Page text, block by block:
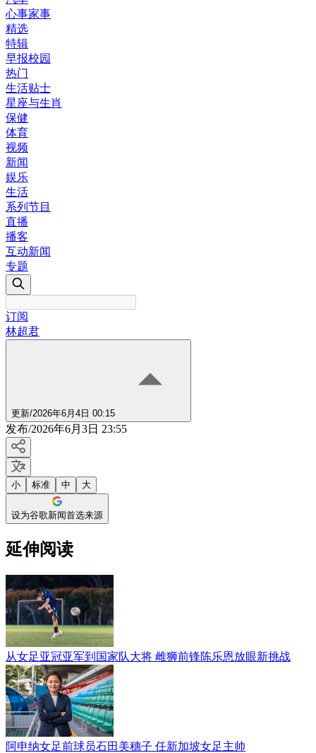
心事家事
精选
特辑
早报校园
热门
生活贴士
星座与生肖
保健
体育
视频
新闻
娱乐
生活
系列节目
直播
播客
互动新闻
专题
订阅
林超君
更新/2026年6月4日 00:15
发布/2026年6月3日 23:55
小 标准 中 大
设为谷歌新闻首选来源
延伸阅读
从女足亚冠亚军到国家队大将 雌狮前锋陈乐恩放眼新挑战
阿申纳女足前球员石田美穗子 任新加坡女足主帅